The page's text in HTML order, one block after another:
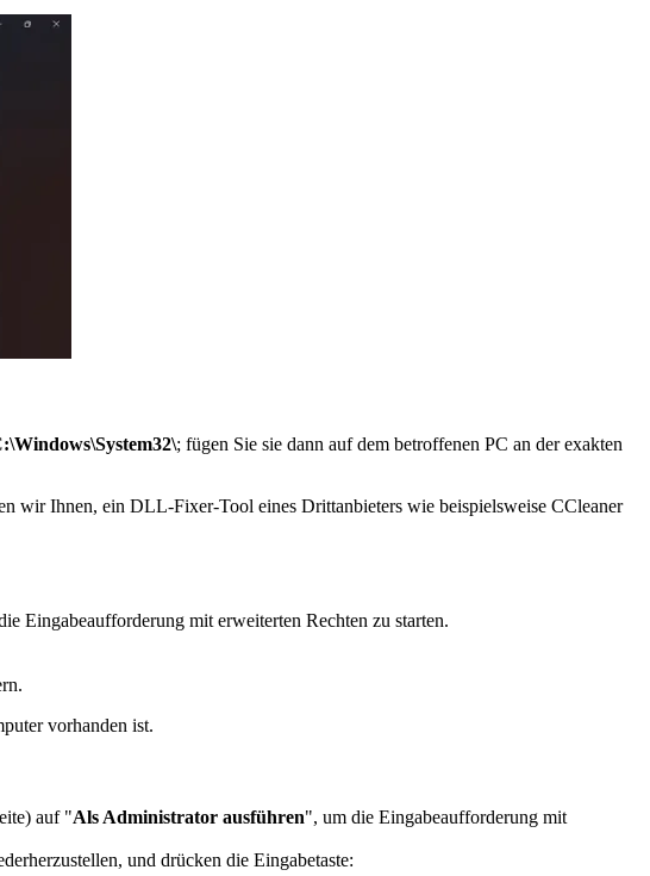
; fügen Sie sie dann auf dem betroffenen PC an der exakten
wir Ihnen, ein DLL-Fixer-Tool eines Drittanbieters wie beispielsweise CCleaner
Eingabeaufforderung mit erweiterten Rechten zu starten.
vorhanden ist.
auf "Als Administrator ausführen", um die Eingabeaufforderung mit
und drücken die Eingabetaste: